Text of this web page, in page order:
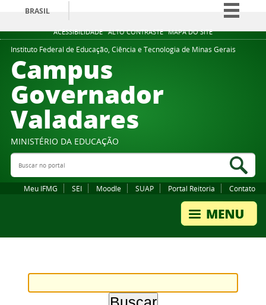
ACESSIBILIDADE ALTO CONTRASTE MAPA DO SITE
BRASIL
Simplifique!
Comunica BR
Instituto Federal de Educação, Ciência e Tecnologia de Minas Gerais
Campus
Governador
Valadares
MINISTÉRIO DA EDUCAÇÃO
Buscar no portal
Meu IFMG SEI Moodle SUAP Portal Reitoria Contato